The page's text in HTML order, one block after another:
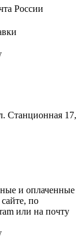
России
Станционная 17,
и оплаченные
по
или на почту